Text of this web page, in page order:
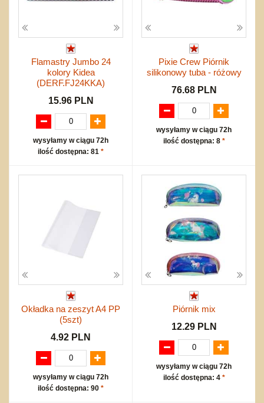
Flamastry Jumbo 24
kolory Kidea
(DERF.FJ24KKA)
15.96 PLN
wysyłamy w ciągu 72h
ilość dostępna: 81 *
Pixie Crew Piórnik
silikonowy tuba - różowy
76.68 PLN
wysyłamy w ciągu 72h
ilość dostępna: 8 *
Okładka na zeszyt A4 PP
(5szt)
4.92 PLN
wysyłamy w ciągu 72h
ilość dostępna: 90 *
Piórnik mix
12.29 PLN
wysyłamy w ciągu 72h
ilość dostępna: 4 *